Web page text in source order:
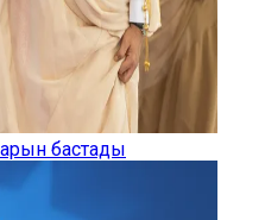
бастады